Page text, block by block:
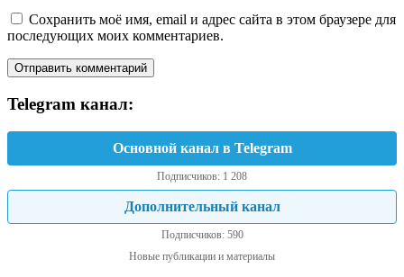
Сохранить моё имя, email и адрес сайта в этом браузере для
последующих моих комментариев.
Telegram канал:
Основной канал в Telegram
Подписчиков: 1 208
Дополнительный канал
Подписчиков: 590
Новые публикации и материалы